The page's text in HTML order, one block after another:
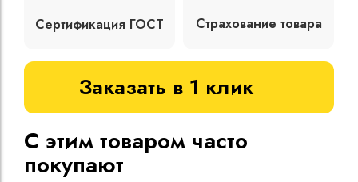
Сертификация ГОСТ Страхование товара
Заказать в 1 клик
С этим товаром часто
покупают